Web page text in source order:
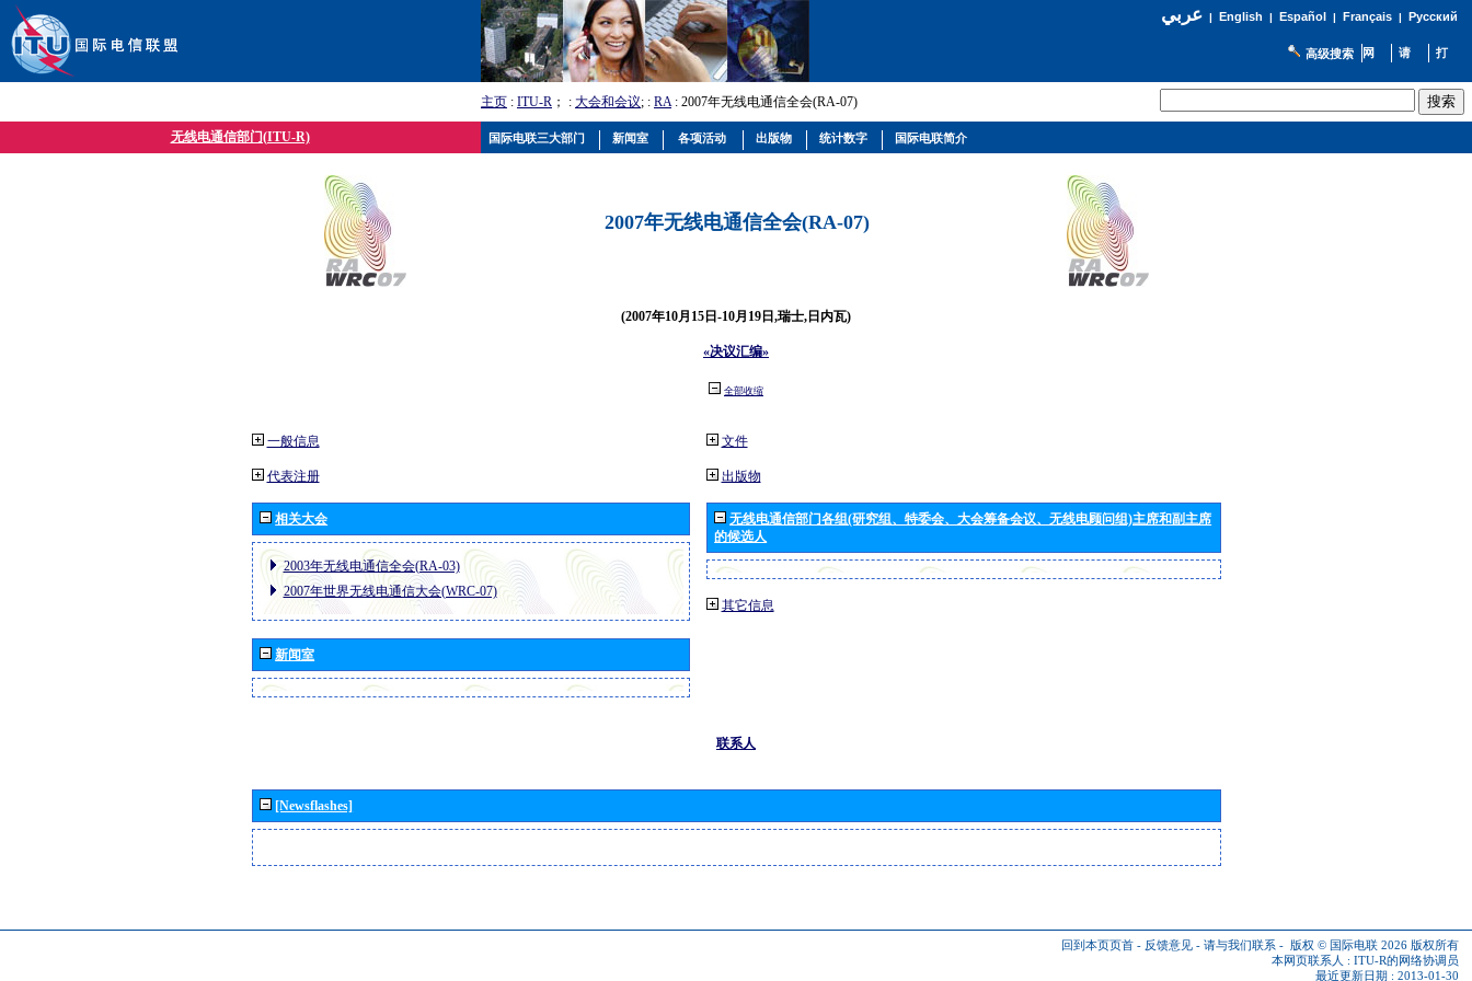
عربي| English | Español | Français| Русский
高级搜索
主页 : ITU-R ； : 大会和会议; : RA: 2007年无线电通信全会(RA-07)
无线电通信部门(ITU-R)
2007年无线电通信全会(RA-07)
(2007年10月15日-10月19日,瑞士,日内瓦)
«决议汇编»
全部收缩
一般信息
代表注册
相关大会
2003年无线电通信全会(RA-03)
2007年世界无线电通信大会(WRC-07)
新闻室
文件
出版物
无线电通信部门各组(研究组、特委会、大会筹备会议、无线电顾问组)主席和副主席
的候选人
其它信息
联系人
[Newsflashes]
回到本页页首 - 反馈意见 - 请与我们联系 - 版权 © 国际电联 2026 版权所有
本网页联系人 : ITU-R的网络协调员
最近更新日期 : 2013-01-30
国际电联三大部门 新闻室 各项活动 出版物 统计数字 国际电联简介